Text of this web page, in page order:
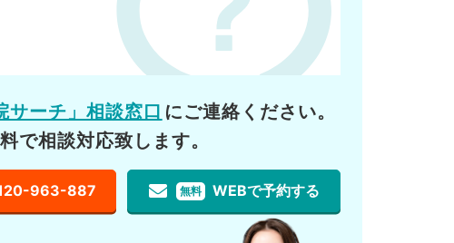
サーチ」相談窓口 にご連絡ください。
で相談対応致します。
963-887 無料 WEBで予約する